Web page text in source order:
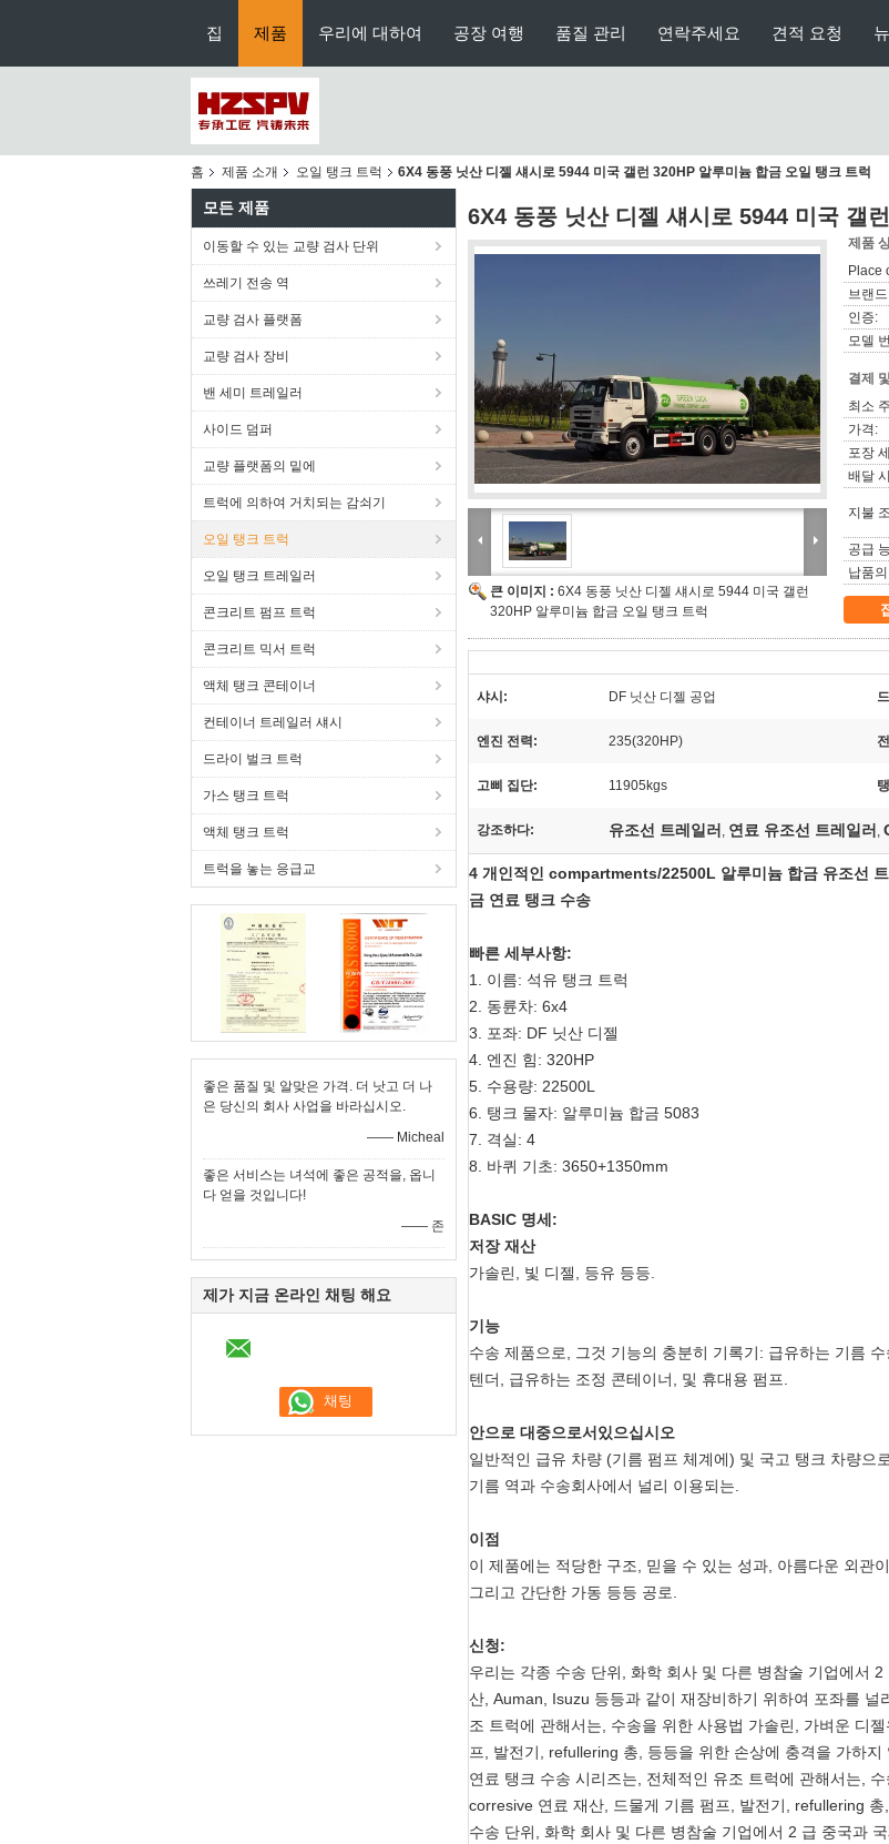
집 제품 우리에 대하여 공장 여행 품질 관리 연락주세요 견적 요청
홈 제품 소개 오일 탱크 트럭 6X4 동풍 닛산 디젤 섀시로 5944 미국 갤런 320HP 알루미늄 합금 오일 탱크 트럭
모든 제품
이동할 수 있는 교량 검사 단위
쓰레기 전송 역
교량 검사 플랫폼
교량 검사 장비
밴 세미 트레일러
사이드 덤퍼
교량 플랫폼의 밑에
트럭에 의하여 거치되는 감쇠기
오일 탱크 트럭
오일 탱크 트레일러
콘크리트 펌프 트럭
콘크리트 믹서 트럭
액체 탱크 콘테이너
컨테이너 트레일러 섀시
드라이 벌크 트럭
가스 탱크 트럭
액체 탱크 트럭
트럭을 놓는 응급교
좋은 품질 및 알맞은 가격. 더 낫고 더 나
은 당신의 회사 사업을 바라십시오.
—— Micheal
좋은 서비스는 녀석에 좋은 공적을, 옵니
다 얻을 것입니다!
—— 존
제가 지금 온라인 채팅 해요
6X4 동풍 닛산 디젤 섀시로 5944 미국 갤
큰 이미지 : 6X4 동풍 닛산 디젤 섀시로 5944 미국 갤런
320HP 알루미늄 합금 오일 탱크 트럭
제품
Place
브랜
인증:
모델
결제
최소
가격:
포장
배달
지불
공급
납품
샤시: DF 닛산 디젤 공업
엔진 전력: 235(320HP)
고삐 집단: 11905kgs
강조하다: 유조선 트레일러 , 연료 유조선 트레일러 ,
4 개인적인 compartments/22500L 알루미늄 합금 유조선
금 연료 탱크 수송
빠른 세부사항:
1. 이름: 석유 탱크 트럭
2. 동륜차: 6x4
3.
포좌: DF 닛산 디젤
4. 엔진 힘: 320HP
5. 수용량: 22500L
6. 탱크 물자: 알루미늄 합금 5083
7. 격실: 4
8.
바퀴 기초: 3650+1350mm
BASIC 명세:
저장 재산
가솔린, 빛 디젤, 등유 등등.
기능
수송 제품으로, 그것 기능의 충분히 기록기: 급유하는 기름 수
텐더, 급유하는 조정 콘테이너, 및 휴대용 펌프.
안으로 대중으로서있으십시오
일반적인 급유 차량 (기름 펌프 체계에) 및 국고 탱크 차량으
기름 역과 수송회사에서 널리 이용되는.
이점
이 제품에는 적당한 구조, 믿을 수 있는 성과, 아름다운 외관
그리고 간단한 가동 등등 공로.
신청:
우리는 각종 수송 단위, 화학 회사 및 다른 병참술 기업에서
산, Auman, Isuzu 등등과 같이 재장비하기 위하여 포좌를
조 트럭에 관해서는, 수송을 위한 사용법 가솔린, 가벼운 디
프, 발전기, refullering 총, 등등을 위한 손상에 충격을 가하지
연료 탱크 수송 시리즈는, 전체적인 유조 트럭에 관해서는,
corresive 연료 재산, 드물게 기름 펌프, 발전기, refullering
수송 단위, 화학 회사 및 다른 병참술 기업에서 2 급 중국과